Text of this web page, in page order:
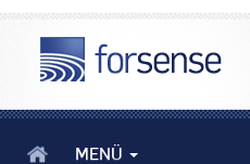
MENÜ